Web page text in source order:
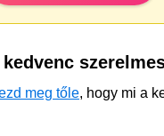
kedvenc
meg tőle, hogy mi a